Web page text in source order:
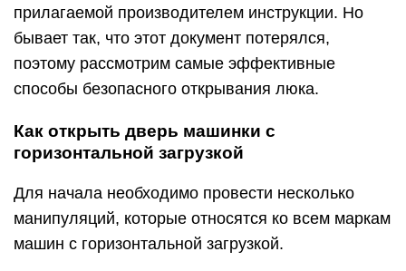
прилагаемой производителем инструкции. Но
бывает так, что этот документ потерялся,
поэтому рассмотрим самые эффективные
способы безопасного открывания люка.
Как открыть дверь машинки с
горизонтальной загрузкой
Для начала необходимо провести несколько
манипуляций, которые относятся ко всем маркам
машин с горизонтальной загрузкой.